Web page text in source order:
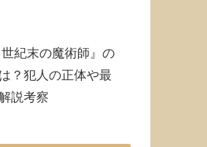
世紀末の魔術師』の
？犯人の正体や最
説考察